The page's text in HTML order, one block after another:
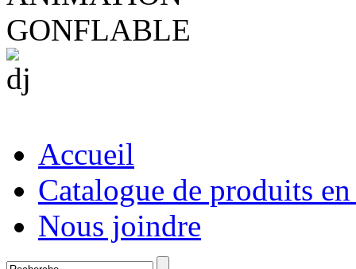
Accueil
Catalogue de produits
Nous joindre